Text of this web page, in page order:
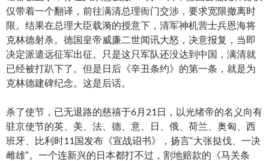
仅带着一个翻译，前往满清总理衙门交涉，要求宽限撤离时
限。结果在总理大臣载漪的授意下，清军神机营士兵恩海将
克林德射杀。德国皇帝威廉二世闻讯大怒，决意报复，当即
决定派遣远征军出征。只是这只军队还没达到中国，满清就
已经被打趴下了。但是日后《辛丑条约》的第一条，就是为
克林德建碑纪念。这是后话。
杀了使节，已无退路的慈禧于6月21日，以光绪帝的名义向有
驻京使节的英、美、法、德、意、日、俄、荷兰、奥匈、西
班牙、比利时11国发布《宣战诏书》，扬言“大张挞伐、一决
雌雄”。一个连新兴的日本都打不过，割地赔款的《马关条